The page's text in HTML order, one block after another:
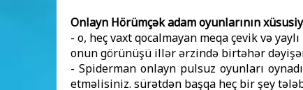
Onlayn Hörümçək adam oyunlarının
- o, heç vaxt qocalmayan meqa çevik və
onun görünüşü illər ərzində birtəhər
- Spiderman onlayn pulsuz oyunları
etməlisiniz. sürətdən başqa heç bir şey